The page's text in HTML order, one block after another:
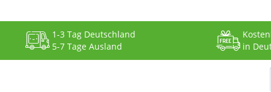
1-3 Tag Deutschland
5-7 Tage Ausland
in